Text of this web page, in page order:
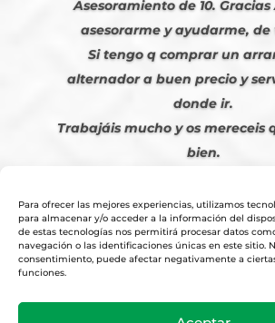
Para ofrecer las mejores experiencias, utilizamos
para almacenar y/o acceder a la información del
de estas tecnologías nos permitirá procesar datos
navegación o las identificaciones únicas en este sitio.
consentimiento, puede afectar negativamente a
funciones.
Asesoramiento de 10.
asesorarme y ayudarme, de
Si tengo q comprar un
alternador a buen precio y
donde ir.
Trabajáis mucho y os mereceis
bien.